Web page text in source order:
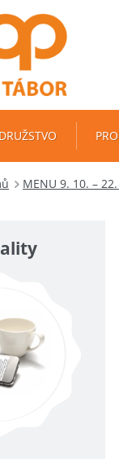
DRUŽSTVO
MENU 9. 10. –